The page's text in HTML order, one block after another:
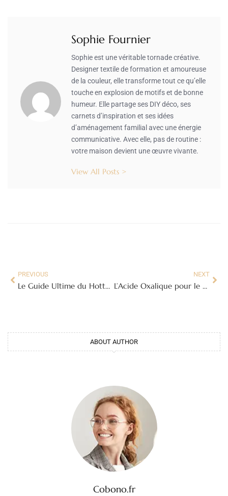
Sophie Fournier
Sophie est une véritable tornade créative.
Designer textile de formation et amoureuse
de la couleur, elle transforme tout ce qu’elle
touche en explosion de motifs et de bonne
humeur. Elle partage ses DIY déco, ses
carnets d’inspiration et ses idées
d’aménagement familial avec une énergie
communicative. Avec elle, pas de routine :
votre maison devient une œuvre vivante.
View All Posts >
PREVIOUS
Le Guide Ultime du Hottub : Trouvez le Bain Nordique de Vos Rêves
NEXT
L’Acide Oxalique pour le Bois : Guide Complet pour Rénover et Entretenir
ABOUT AUTHOR
Cobono.fr